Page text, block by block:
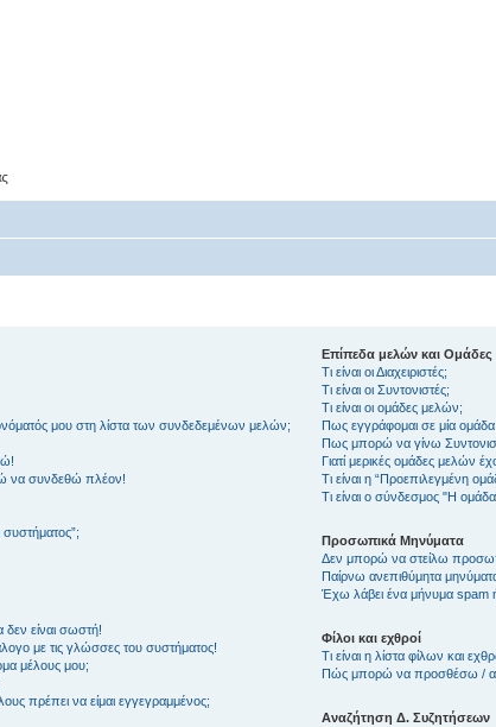
μου στη λίστα των συνδεδεμένων μελών;
να συνδεθώ πλέον!
είναι σωστή!
με τις γλώσσες του συστήματος!
μέλους μου;
πρέπει να είμαι εγγεγραμμένος;
Επίπεδα μελών και Ομάδες
Τι είναι οι Διαχειριστές;
Τι είναι οι Συντονιστές;
Τι είναι οι ομάδες μελών;
Πως εγγράφομαι σε μία
Πως μπορώ να γίνω
Γιατί μερικές ομάδες μελών
Τι είναι η “Προεπιλεγμένη
Τι είναι ο σύνδεσμος "Η
Προσωπικά Μηνύματα
Δεν μπορώ να στείλω
Παίρνω ανεπιθύμητα
Έχω λάβει ένα μήνυμα spam
Φίλοι και εχθροί
Τι είναι η λίστα φίλων και
Πώς μπορώ να προσθέσω /
Αναζήτηση Δ. Συζητήσεων